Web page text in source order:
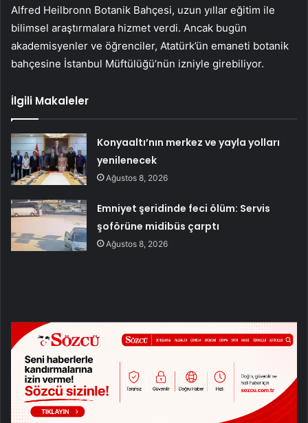
Alfred Heilbronn Botanik Bahçesi, uzun yıllar eğitim ile
bilimsel araştırmalara hizmet verdi. Ancak bugün
akademisyenler ve öğrenciler, Atatürk’ün emaneti botanik
bahçesine İstanbul Müftülüğü’nün izniyle girebiliyor.
İlgili Makaleler
Konyaaltı’nın merkez ve yayla yolları
yenilenecek
Ağustos 8, 2026
Emniyet şeridinde feci ölüm: Servis
şoförüne midibüs çarptı
Ağustos 8, 2026